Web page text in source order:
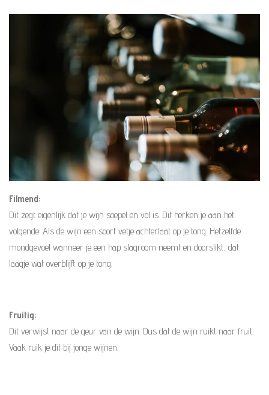
Filmend:
Dit zegt eigenlijk dat je wijn soepel en vol is. Dit herken je aan het
volgende: Als de wijn een soort vetje achterlaat op je tong. Hetzelfde
mondgevoel wanneer je een hap slagroom neemt en doorslikt, dat
laagje wat overblijft op je tong.
Fruitig:
Dit verwijst naar de geur van de wijn. Dus dat de wijn ruikt naar fruit.
Vaak ruik je dit bij jonge wijnen.